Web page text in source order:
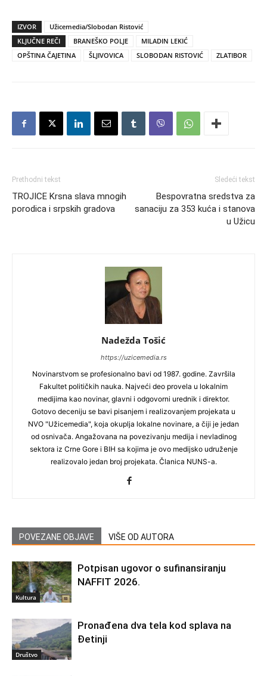
IZVOR
Užicemedia/Slobodan Ristović
KLJUČNE REČI
BRANEŠKO POLJE
MILADIN LEKIĆ
OPŠTINA ČAJETINA
ŠLJIVOVICA SLOBODAN RISTOVIĆ ZLATIBOR
Prethodni tekst
TROJICE Krsna slava mnogih
porodica i srpskih gradova
Sledeći tekst
Bespovratna sredstva za
sanaciju za 353 kuća i stanova
u Užicu
Nadežda Tošić
https://uzicemedia.rs
Novinarstvom se profesionalno bavi od 1987. godine. Završila
Fakultet političkih nauka. Najveći deo provela u lokalnim
medijima kao novinar, glavni i odgovorni urednik i direktor.
Gotovo deceniju se bavi pisanjem i realizovanjem projekata u
NVO "Užicemedia", koja okuplja lokalne novinare, a čiji je jedan
od osnivača. Angažovana na povezivanju medija i nevladinog
sektora iz Crne Gore i BIH sa kojima je ovo medijsko udruženje
realizovalo jedan broj projekata. Članica NUNS-a.
POVEZANE OBJAVE VIŠE OD AUTORA
Kultura
Potpisan ugovor o sufinansiranju
NAFFIT 2026.
Društvo
Pronađena dva tela kod splava na
Đetinji